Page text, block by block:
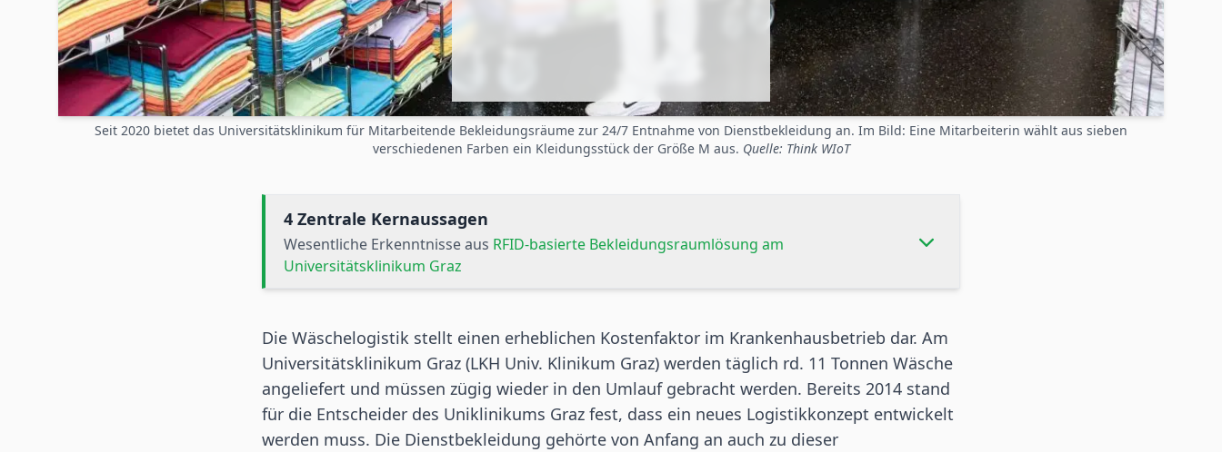
Seit 2020 bietet das Universitätsklinikum für Mitarbeitende Bekleidungsräume zur 24/7 Entnahme von Dienstbekleidung an. Im Bild: Eine Mitarbeiterin wählt aus sieben
verschiedenen Farben ein Kleidungsstück der Größe M aus. Quelle: Think WIoT
4 Zentrale Kernaussagen
Wesentliche Erkenntnisse aus RFID-basierte Bekleidungsraumlösung am
Universitätsklinikum Graz
Die Wäschelogistik stellt einen erheblichen Kostenfaktor im Krankenhausbetrieb dar. Am
Universitätsklinikum Graz (LKH Univ. Klinikum Graz) werden täglich rd. 11 Tonnen Wäsche
angeliefert und müssen zügig wieder in den Umlauf gebracht werden. Bereits 2014 stand
für die Entscheider des Uniklinikums Graz fest, dass ein neues Logistikkonzept entwickelt
werden muss. Die Dienstbekleidung gehörte von Anfang an auch zu dieser